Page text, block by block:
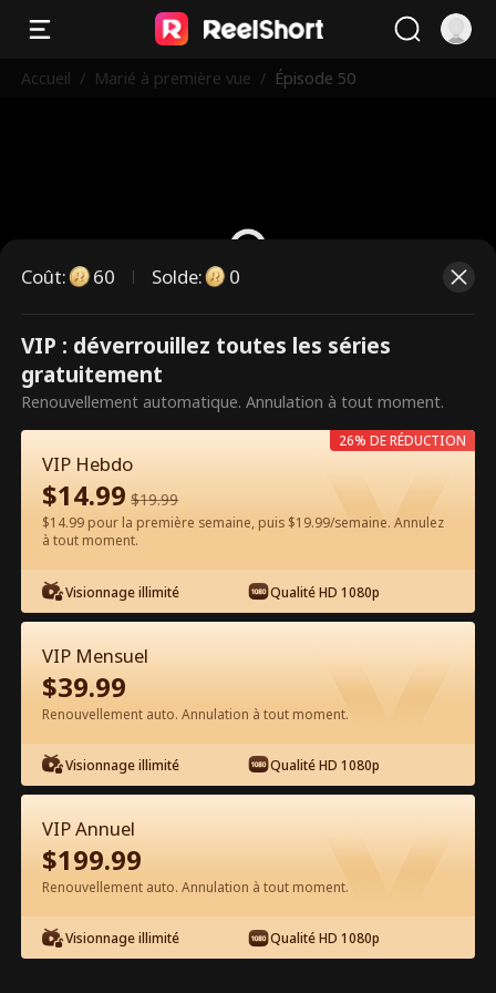
Accueil / Marié à première vue / Épisode 50
Ce sont des épisodes payants.
Débloquez pour regarder.
Regarder gratuitement sur l'App
Épisode 50 - Marié à première vue
Film complet
1-50 51-89 Tous les épisodes
Coût: 60 Solde: 0
VIP : déverrouillez toutes les séries
gratuitement
Renouvellement automatique. Annulation à tout moment.
VIP Hebdo
$14.99 $19.99
$14.99 pour la première semaine, puis $19.99/semaine. Annulez
à tout moment.
Visionnage illimité Qualité HD 1080p
26% DE RÉDUCTION
VIP Mensuel
$39.99
Renouvellement auto. Annulation à tout moment.
Visionnage illimité Qualité HD 1080p
VIP Annuel
$199.99
Renouvellement auto. Annulation à tout moment.
Visionnage illimité Qualité HD 1080p